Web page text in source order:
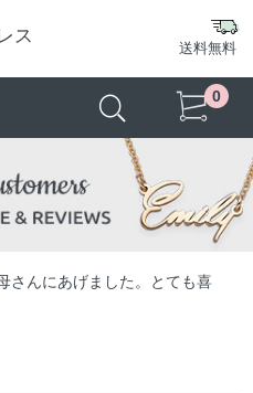
ス
送料無料
0
さんにあげました。とても喜